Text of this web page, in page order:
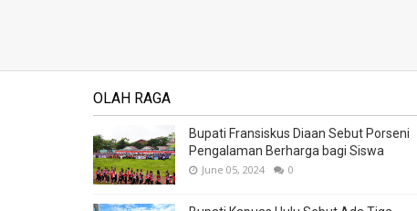
OLAH RAGA
Bupati Fransiskus Diaan Sebut Porseni
Pengalaman Berharga bagi Siswa
June 05, 2024 0